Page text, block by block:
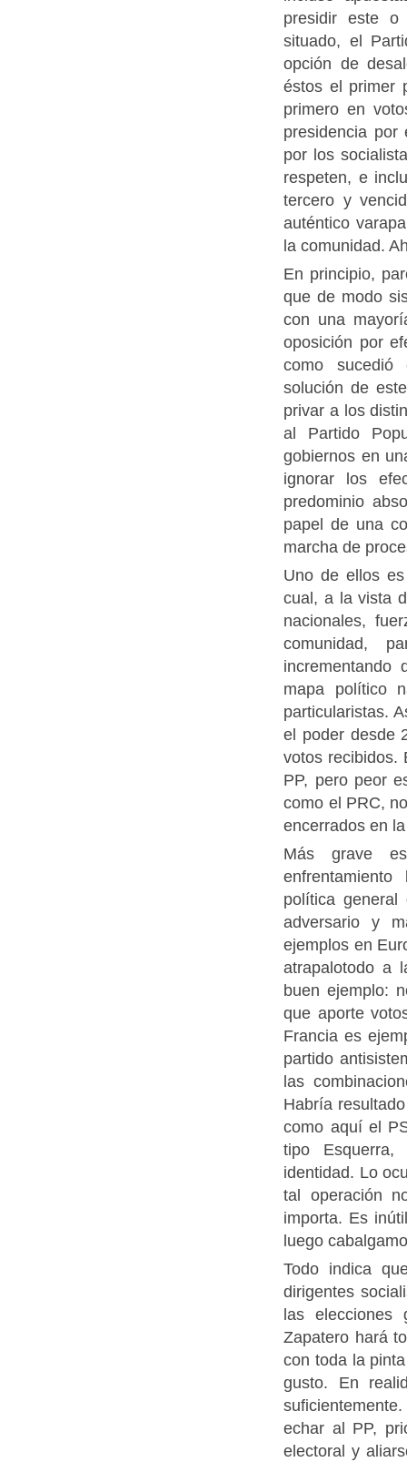
presidir este o
situado, el
opción de
éstos el primer
primero en
presidencia
por los
respeten, e
tercero y
auténtico
la comunidad.
En principio,
que de modo
con una
oposición por
como sucedió
solución de
privar a los
al Partido
gobiernos en
ignorar los
predominio
papel de una
marcha de
Uno de ellos
cual, a la vista
nacionales,
comunidad,
incrementando
mapa político
particularistas.
el poder desde
votos recibidos.
PP, pero peor
como el PRC,
encerrados en
Más grave
política
adversario y
ejemplos en
atrapalotodo a
buen ejemplo:
que aporte
Francia es
partido
las
Habría
como aquí el
tipo
identidad. Lo
tal operación
importa. Es
luego
Todo indica
dirigentes
las elecciones
Zapatero hará
con toda la
gusto. En
echar al PP,
electoral y